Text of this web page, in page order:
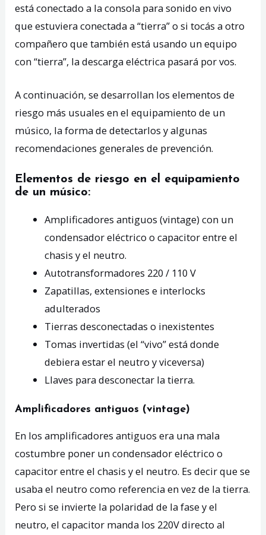
está conectado a la consola para sonido en vivo
que estuviera conectada a “tierra” o si tocás a otro
compañero que también está usando un equipo
con “tierra”, la descarga eléctrica pasará por vos.
A continuación, se desarrollan los elementos de
riesgo más usuales en el equipamiento de un
músico, la forma de detectarlos y algunas
recomendaciones generales de prevención.
Elementos de riesgo en el equipamiento
de un músico:
Amplificadores antiguos (vintage) con un
condensador eléctrico o capacitor entre el
chasis y el neutro.
Autotransformadores 220 / 110 V
Zapatillas, extensiones e interlocks
adulterados
Tierras desconectadas o inexistentes
Tomas invertidas (el “vivo” está donde
debiera estar el neutro y viceversa)
Llaves para desconectar la tierra.
Amplificadores antiguos (vintage)
En los amplificadores antiguos era una mala
costumbre poner un condensador eléctrico o
capacitor entre el chasis y el neutro. Es decir que se
usaba el neutro como referencia en vez de la tierra.
Pero si se invierte la polaridad de la fase y el
neutro, el capacitor manda los 220V directo al